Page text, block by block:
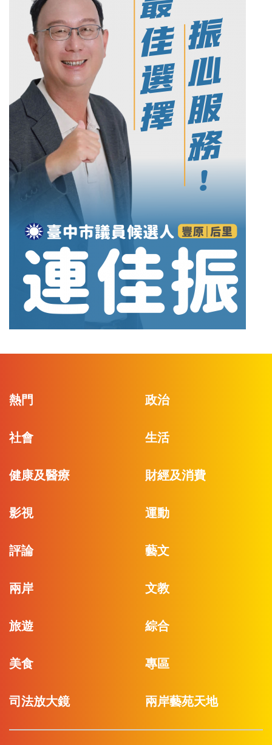
熱門 政治
社會 生活
健康及醫療 財經及消費
影視 運動
評論 藝文
兩岸 文教
旅遊 綜合
美食 專區
司法放大鏡 兩岸藝苑天地